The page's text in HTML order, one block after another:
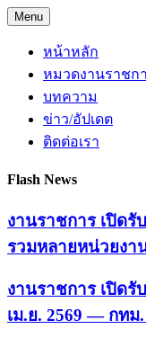
Skip
to
content
Menu
หน้าหลัก
หมวดงานราชก
บทความ
ข่าว/อัปเดต
ติดต่อเรา
Flash News
งานราชการ เปิดรั
รวมหลายหน่วยงา
งานราชการ เปิดรั
เม.ย. 2569 — กท